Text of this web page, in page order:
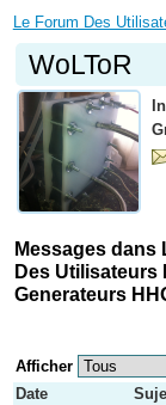
Le Forum Des
WoLToR
Messages dans
Des Utilisateurs
Generateurs
Afficher
Date